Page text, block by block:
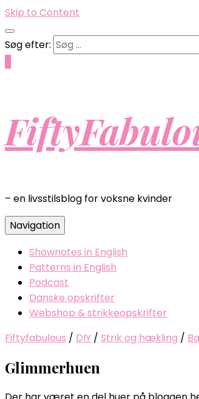
Skip to Content
Søg efter:
– en livsstilsblog for voksne kvinder
Navigation
Shownotes in English
Patterns in English
Podcast
Danske opskrifter
Webshop & strikkeopskrifter
Fiftyfabulous / DIY / Strik og hækling /
Glimmerhuen